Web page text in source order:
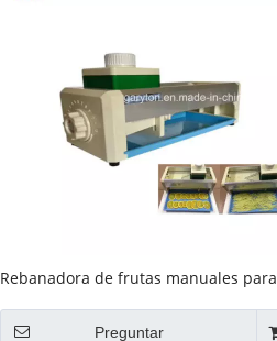
Rebanadora de frutas manuales para
Preguntar